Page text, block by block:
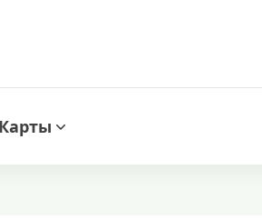
Карты